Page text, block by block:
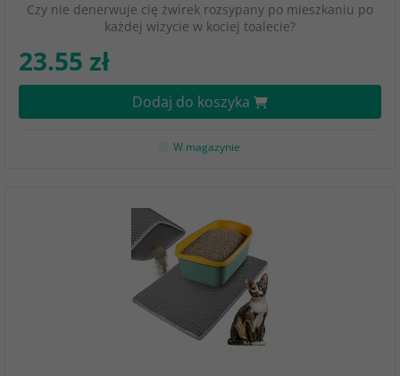
Czy nie denerwuje cię żwirek rozsypany po mieszkaniu po
każdej wizycie w kociej toalecie?
23.55 zł
Dodaj do koszyka
W magazynie